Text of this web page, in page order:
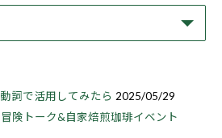
詞で活用してみたら 2025/05/29
険トーク&自家焙煎珈琲イベント